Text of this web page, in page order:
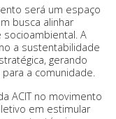
será um espaço
busca alinhar
A
a sustentabilidade
gerando
a comunidade.
ACIT no movimento
em estimular